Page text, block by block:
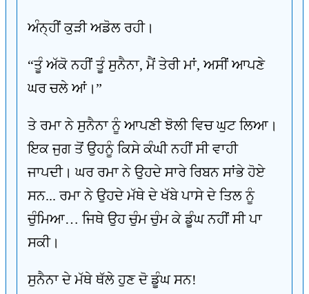
ਅੰਨ੍ਹੀਂ ਕੁੜੀ ਅਡੋਲ ਰਹੀ।
“ਤੂੰ ਅੱਕੋ ਨਹੀਂ ਤੂੰ ਸੁਨੈਨਾ, ਮੈਂ ਤੇਰੀ ਮਾਂ, ਅਸੀਂ ਆਪਣੇ
ਘਰ ਚਲੇ ਆਂ।”
ਤੇ ਰਮਾ ਨੇ ਸੁਨੈਨਾ ਨੂੰ ਆਪਣੀ ਝੋਲੀ ਵਿਚ ਘੁਟ ਲਿਆ।
ਇਕ ਜੁਗ ਤੋਂ ਉਹਨੂੰ ਕਿਸੇ ਕੰਘੀ ਨਹੀਂ ਸੀ ਵਾਹੀ
ਜਾਪਦੀ। ਘਰ ਰਮਾ ਨੇ ਉਹਦੇ ਸਾਰੇ ਰਿਬਨ ਸਾਂਭੇ ਹੋਏ
ਸਨ... ਰਮਾ ਨੇ ਉਹਦੇ ਮੱਥੇ ਦੇ ਖੱਬੇ ਪਾਸੇ ਦੇ ਤਿਲ ਨੂੰ
ਚੁੰਮਿਆ… ਜਿਥੇ ਉਹ ਚੁੰਮ ਚੁੰਮ ਕੇ ਡੂੰਘ ਨਹੀਂ ਸੀ ਪਾ
ਸਕੀ।
ਸੁਨੈਨਾ ਦੇ ਮੱਥੇ ਥੱਲੇ ਹੁਣ ਦੋ ਡੂੰਘ ਸਨ!